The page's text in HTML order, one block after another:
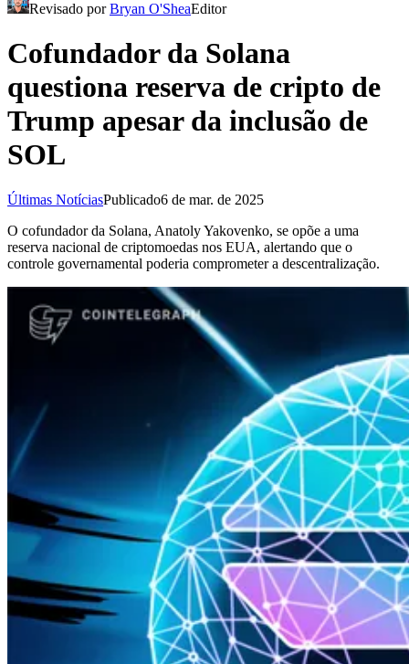
Revisado porBryan O'SheaEditor
Cofundador da Solana
questiona reserva de cripto de
Trump apesar da inclusão de
SOL
Últimas NotíciasPublicado6 de mar. de 2025
O cofundador da Solana, Anatoly Yakovenko, se opõe a uma
reserva nacional de criptomoedas nos EUA, alertando que o
controle governamental poderia comprometer a descentralização.